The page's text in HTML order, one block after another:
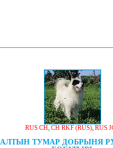
RUS CH, CH RKF (RUS), RUS
АЛТЫН ТУМАР ДОБРЫНЯ